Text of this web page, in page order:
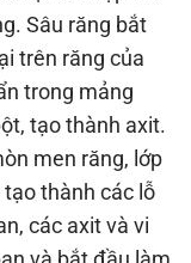
Sâu răng bắt
trên răng của
trong mảng
tạo thành axit.
men răng, lớp
thành các lỗ
các axit và vi